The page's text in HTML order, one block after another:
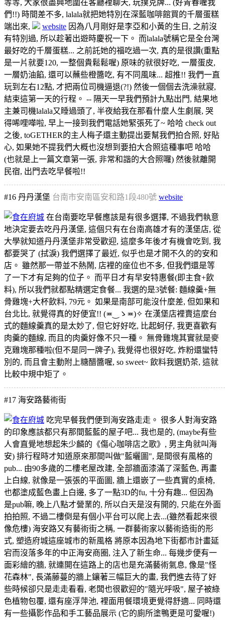
等等, 大家很盡興地圍在客廳裡聊天, 玩撲克牌... (好青春喔我
們!!) 時間差不多, lalala就把她特別在深藍咖啡館買的千層蛋糕
端出來,
website 因為八月剛好是李亞和小黃的生日, 之前沒
有特別過, 所以趁著出遊時慶祝一下。 而lalala號稱它是全台灣
最好吃的千層蛋糕... 之前託她的福吃過一次, 真的是很讚(重點
是一片就要120, 一整個貴鬆鬆喔) 原味的就很好吃, 一層蛋皮,
一層奶油餡, 還可以蘸些橙醬吃, 有不同風味... 超推!! 我們一直
玩到左右12點, 才把兩位司機逼退(?!) 然後一個個去洗澡就寢,
結束這第一天的行程。 -- 隔天一早我們預計九點出門, 結果地
主兼司機lalala又睡過頭了, 半夜給我在那看什麼人生劇展, 哭
得唏哩嘩啦, 早上一接到我們電話她緊張死了~ 哈哈 check out
之後, toGETHER的主人梅子還主動提出要幫我們拍合照, 好貼
心, 如果她不提我們大概也沒想到要拍大合照這種事吧 哈哈
(也就是上一篇文章第一張, 非常和諧的大合照囉) 然後就離開
民宿, 出門去吃早餐啦!!
#16 丹丹漢堡 台南市安南區安和路1段480號 website
在台南要吃早餐應該是有很多選擇, 不過我們執意
地決定要去吃丹丹漢堡, 這個只有在台南高雄才有的漢堡店, 從
大學就知道丹丹漢堡非常受歡迎, 這麼多年後才有機會吃到, 我
都要哭了 (拭淚) 我們選擇了最近, 似乎也是才開不久的的安和
店。 雖然那一帶並不熱鬧, 店裡的座位也不多, 但我們還是等
了一下才有足夠的位子。 而平日才有早安特惠餐(即主食+飲
料), 所以我們就都點精選定食餐... 我選的是3號餐: 麵線羹+無
骨雞塊+大杯飲料, 79元。 如果是南部可能沒什麼差, 但如果和
台北比, 就覺得真的好便宜!! (≖‿ゝ≖)✧ 在漢堡店裡賣這麼台
式的麵線羹真的是太妙了, 但它好好吃, 比起蚵仔, 我更喜歡有
肉羹的麵線, 而且的肉羹好像不只一種。 無骨雞塊其實就是麥
克雞塊那種啦(但不是同一牌子), 我覺得也很好吃, 炸粉還蠻特
別的, 而且會主動附上糖醋醬喔, so sweet~ 飲料我選奶茶, 這就
比較中規中矩了。
#17 海安路藝術街
吃完早餐我們便到海安路走走。 很多人對海安路
的印象應該都只有那間藍藍的屋子吧... 我也是的, (maybe有些
人會直覺地想起朱少麟的《傷心咖啡店之歌》, 男主角就叫海
安) 排行程時才知道原來那間叫做"藍曬圖", 是間很有風格的
pub... 由90多歲的二樓老屋改建, 全部牆面漆滿了深藍色, 再畫
上白線, 就像是一張張的平面圖, 牆上還嵌了一些真實的桌椅,
也都塗成藍色畫上白邊, 多了一點3D的fu, 十分有趣... 但因為
是pub嘛, 晚上八點才營業的, 所以白天是沒有開的, 只能在外面
拍拍照, 不過二樓倒是有個小平台可以爬上去...(雖然看起來很
像危樓) 海安路又有藝術街之稱, 一群藝術家以藝術造街的形
式, 塑造府城這座城市的新風格 將原本因為地下街都市計畫延
宕而沒落多年的中正海安商圈, 注入了新生命... 每幾步便有一
面彩繪的牆, 就連開在這路上的店也是充滿藝術氣息, 像是"怪
花森林", 長滿藤蔓的牆上鑲著三幅巨大的畫, 我們進去待了好
些時候卻只是走走看看, 老闆也很歡迎的"隨光呼吸", 屋子被綠
色植物包覆, 還有座浮萍池, 裡面用餐環境更覺得舒適... 同時還
有一些攝影作品和手工藝品展示 (它的廁所塗鴨更是可愛喔!)